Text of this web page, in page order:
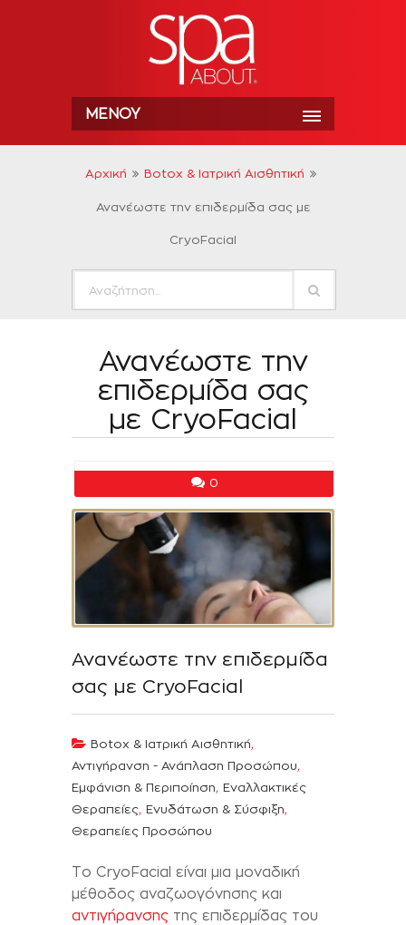
ΜΕΝΟΎ
Αρχική Botox & Ιατρική Αισθητική
Ανανέωστε την επιδερμίδα σας με
CryoFacial
Ανανέωστε την
επιδερμίδα σας
με CryoFacial
0
Ανανέωστε την επιδερμίδα
σας με CryoFacial
Botox & Ιατρική Αισθητική,
Αντιγήρανση - Ανάπλαση Προσώπου,
Εμφάνιση & Περιποίηση, Εναλλακτικές
Θεραπείες, Ενυδάτωση & Σύσφιξη,
Θεραπείες Προσώπου
Το CryoFacial είναι μια μοναδική
μέθοδος αναζωογόνησης και
αντιγήρανσης της επιδερμίδας του